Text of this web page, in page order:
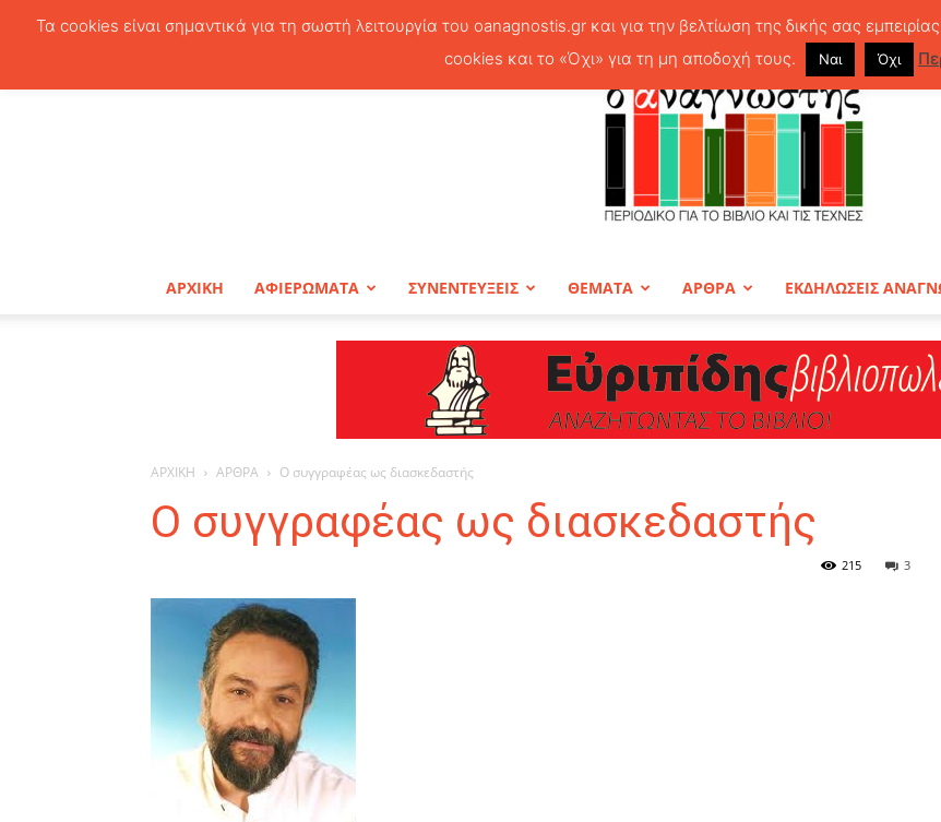
ΑΡΧΙΚΗ ΑΦΙΕΡΩΜΑΤΑ ΣΥΝΕΝΤΕΥΞΕΙΣ ΘΕΜΑΤΑ ΑΡΘΡΑ ΕΚΔΗΛΩΣΕΙΣ
ΑΡΧΙΚΗ ΑΡΘΡΑ Ο συγγραφέας ως διασκεδαστής
Ο συγγραφέας ως διασκεδαστής
3
215
Τα cookies είναι σημαντικά για τη σωστή λειτουργία του oanagnostis.gr και για την βελτίωση της δικής σας
cookies και το «Όχι» για τη μη αποδοχή τους.
Ναι Όχι